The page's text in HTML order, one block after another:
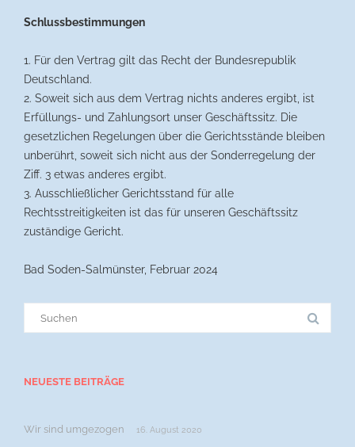
Schlussbestimmungen
1. Für den Vertrag gilt das Recht der Bundesrepublik
Deutschland.
2. Soweit sich aus dem Vertrag nichts anderes ergibt, ist
Erfüllungs- und Zahlungsort unser Geschäftssitz. Die
gesetzlichen Regelungen über die Gerichtsstände bleiben
unberührt, soweit sich nicht aus der Sonderregelung der
Ziff. 3 etwas anderes ergibt.
3. Ausschließlicher Gerichtsstand für alle
Rechtsstreitigkeiten ist das für unseren Geschäftssitz
zuständige Gericht.
Bad Soden-Salmünster, Februar 2024
nach:
NEUESTE BEITRÄGE
Wir sind umgezogen 16. August 2020